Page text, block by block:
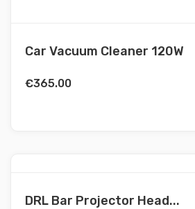
Car Vacuum Cleaner 120W
€365.00
DRL Bar Projector Head...